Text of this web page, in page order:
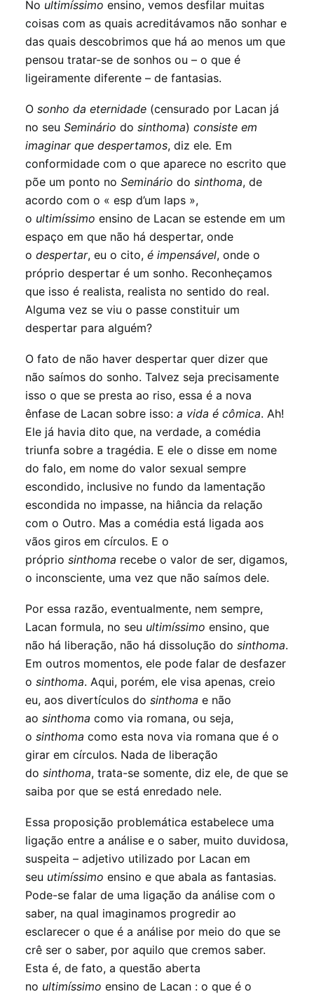
No ultimíssimo ensino, vemos desfilar muitas
coisas com as quais acreditávamos não sonhar e
das quais descobrimos que há ao menos um que
pensou tratar-se de sonhos ou – o que é
ligeiramente diferente – de fantasias.
O sonho da eternidade (censurado por Lacan já
no seu Seminário do sinthoma) consiste em
imaginar que despertamos, diz ele. Em
conformidade com o que aparece no escrito que
põe um ponto no Seminário do sinthoma, de
acordo com o « esp d’um laps »,
o ultimíssimo ensino de Lacan se estende em um
espaço em que não há despertar, onde
o despertar, eu o cito, é impensável, onde o
próprio despertar é um sonho. Reconheçamos
que isso é realista, realista no sentido do real.
Alguma vez se viu o passe constituir um
despertar para alguém?
O fato de não haver despertar quer dizer que
não saímos do sonho. Talvez seja precisamente
isso o que se presta ao riso, essa é a nova
ênfase de Lacan sobre isso: a vida é cômica. Ah!
Ele já havia dito que, na verdade, a comédia
triunfa sobre a tragédia. E ele o disse em nome
do falo, em nome do valor sexual sempre
escondido, inclusive no fundo da lamentação
escondida no impasse, na hiância da relação
com o Outro. Mas a comédia está ligada aos
vãos giros em círculos. E o
próprio sinthoma recebe o valor de ser, digamos,
o inconsciente, uma vez que não saímos dele.
Por essa razão, eventualmente, nem sempre,
Lacan formula, no seu ultimíssimo ensino, que
não há liberação, não há dissolução do sinthoma.
Em outros momentos, ele pode falar de desfazer
o sinthoma. Aqui, porém, ele visa apenas, creio
eu, aos divertículos do sinthoma e não
ao sinthoma como via romana, ou seja,
o sinthoma como esta nova via romana que é o
girar em círculos. Nada de liberação
do sinthoma, trata-se somente, diz ele, de que se
saiba por que se está enredado nele.
Essa proposição problemática estabelece uma
ligação entre a análise e o saber, muito duvidosa,
suspeita – adjetivo utilizado por Lacan em
seu utimíssimo ensino e que abala as fantasias.
Pode-se falar de uma ligação da análise com o
saber, na qual imaginamos progredir ao
esclarecer o que é a análise por meio do que se
crê ser o saber, por aquilo que cremos saber.
Esta é, de fato, a questão aberta
no ultimíssimo ensino de Lacan : o que é o